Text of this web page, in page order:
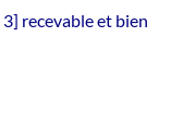
recevable et bien